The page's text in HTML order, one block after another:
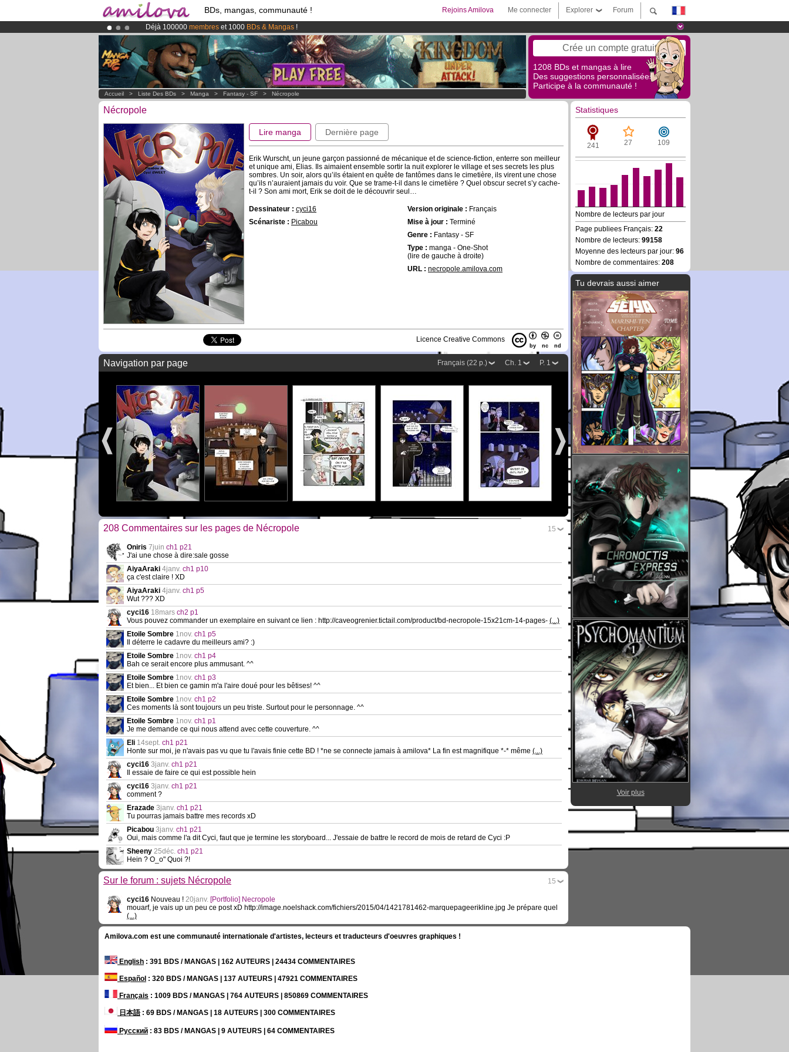
BDs, mangas, communauté ! Forum
Explorer
Me connecter
Rejoins Amilova
Déjà 100000 membres et 1000 BDs & Mangas !
LeKickstarter Amilova est désormais lancé!.
Abonnement premium: à partir de
3.95 eurospar mois !Clique ici pour t'abonner Crée un compte gratuit
1208 BDs et mangas à lire
Des suggestions personnalisées !
Participe à la communauté !
Accueil > Liste Des BDs > Manga > Fantasy - SF > Nécropole
Nécropole
Lire manga Dernière page
Erik Wurscht, un jeune garçon passionné de mécanique et de science-fiction, enterre son meilleur
et unique ami, Elias. Ils aimaient ensemble sortir la nuit explorer le village et ses secrets les plus
sombres. Un soir, alors qu’ils étaient en quête de fantômes dans le cimetière, ils virent une chose
qu’ils n’auraient jamais du voir. Que se trame-t-il dans le cimetière ? Quel obscur secret s’y cache-
t-il ? Son ami mort, Erik se doit de le découvrir seul…
Dessinateur : cyci16
Scénariste : Picabou
Version originale : Français
Mise à jour : Terminé
Genre : Fantasy - SF
Type : manga - One-Shot
(lire de gauche à droite)
URL : necropole.amilova.com
Licence Creative Commons
by nc nd
P. 1
Ch. 1
Français (22 p.)
Navigation par page
15
208 Commentaires sur les pages de Nécropole
Oniris 7juin ch1 p21
J'ai une chose à dire:sale gosse
AiyaAraki 4janv. ch1 p10
ça c'est claire ! XD
AiyaAraki 4janv. ch1 p5
Wut ??? XD
cyci16 18mars ch2 p1
Vous pouvez commander un exemplaire en suivant ce lien : http://caveogrenier.tictail.com/product/bd-necropole-15x21cm-14-pages- (...)
Etoile Sombre 1nov. ch1 p5
Il déterre le cadavre du meilleurs ami? :)
Etoile Sombre 1nov. ch1 p4
Bah ce serait encore plus ammusant. ^^
Etoile Sombre 1nov. ch1 p3
Et bien... Et bien ce gamin m'a l'aire doué pour les bêtises! ^^
Etoile Sombre 1nov. ch1 p2
Ces moments là sont toujours un peu triste. Surtout pour le personnage. ^^
Etoile Sombre 1nov. ch1 p1
Je me demande ce qui nous attend avec cette couverture. ^^
Eli 14sept. ch1 p21
Honte sur moi, je n'avais pas vu que tu l'avais finie cette BD ! *ne se connecte jamais à amilova* La fin est magnifique *-* même (...)
cyci16 3janv. ch1 p21
Il essaie de faire ce qui est possible hein
cyci16 3janv. ch1 p21
comment ?
Erazade 3janv. ch1 p21
Tu pourras jamais battre mes records xD
Picabou 3janv. ch1 p21
Oui, mais comme l'a dit Cyci, faut que je termine les storyboard... J'essaie de battre le record de mois de retard de Cyci :P
Sheeny 25déc. ch1 p21
Hein ? O_o" Quoi ?!
15
Sur le forum : sujets Nécropole
cyci16 Nouveau ! 20janv. [Portfolio] Necropole
mouarf, je vais up un peu ce post xD http://image.noelshack.com/fichiers/2015/04/1421781462-marquepageerikline.jpg Je prépare quel
(...)
Statistiques
241 27 109
Nombre de lecteurs par jour
Page publiees Français: 22
Nombre de lecteurs: 99158
Moyenne des lecteurs par jour: 96
Nombre de commentaires: 208
Tu devrais aussi aimer
Voir plus
Amilova.com est une communauté internationale d'artistes, lecteurs et traducteurs d'oeuvres graphiques !
English : 391 BDS / MANGAS | 162 AUTEURS | 24434 COMMENTAIRES
Español : 320 BDS / MANGAS | 137 AUTEURS | 47921 COMMENTAIRES
Français : 1009 BDS / MANGAS | 764 AUTEURS | 850869 COMMENTAIRES
日本語: 69 BDS / MANGAS | 18 AUTEURS | 300 COMMENTAIRES
Русский : 83 BDS / MANGAS | 9 AUTEURS | 64 COMMENTAIRES